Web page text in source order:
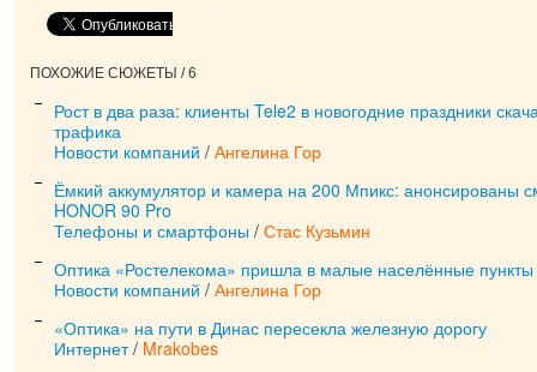
ПОХОЖИЕ СЮЖЕТЫ / 6
Рост в два раза: клиенты Tele2 в новогодние праздники
трафика
Новости компаний / Ангелина Гор
Ёмкий аккумулятор и камера на 200 Мпикс: анонсированы
HONOR 90 Pro
Телефоны и смартфоны / Стас Кузьмин
Оптика «Ростелекома» пришла в малые населённые
Новости компаний / Ангелина Гор
«Оптика» на пути в Динас пересекла железную дорогу
Интернет/ Mrakobes